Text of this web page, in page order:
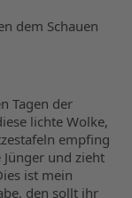
dem Schauen
Tagen der
lichte Wolke,
empfing
und zieht
ist mein
den sollt ihr